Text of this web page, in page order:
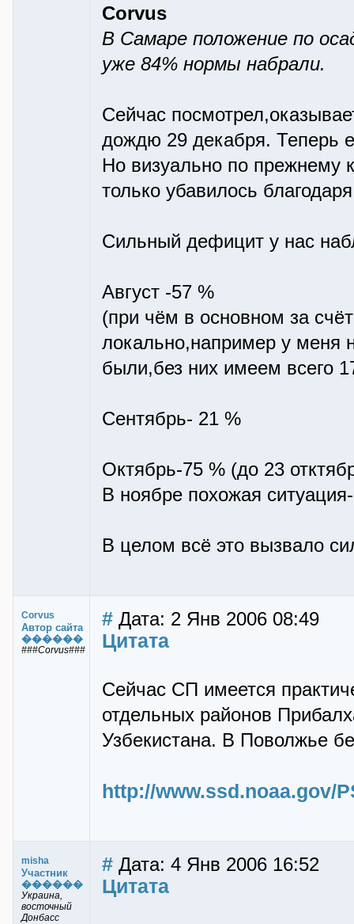
Corvus
В Самаре положение по
уже 84% нормы набрали.
Сейчас
дождю 29 декабря. Теперь
Но визуально по прежнему
только убавилось
Сильный дефицит у нас
Август -57 %
(при чём в основном за
локально,например у меня
были,без них имеем всего
Сентябрь- 21 %
Октябрь-75 % (до 23
В ноябре похожая
В целом всё это вызвало
Corvus
Автор сайта
������
###Corvus###
# Дата: 2 Янв 2006 08:49
Цитата
Сейчас СП имеется
отдельных районов
Узбекистана. В Поволжье
http://www.ssd.noaa.gov/
misha
Участник
������
Украина,
восточный
Донбасс
# Дата: 4 Янв 2006 16:52
Цитата